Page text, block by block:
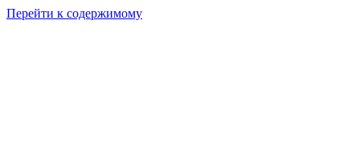
Перейти к содержимому